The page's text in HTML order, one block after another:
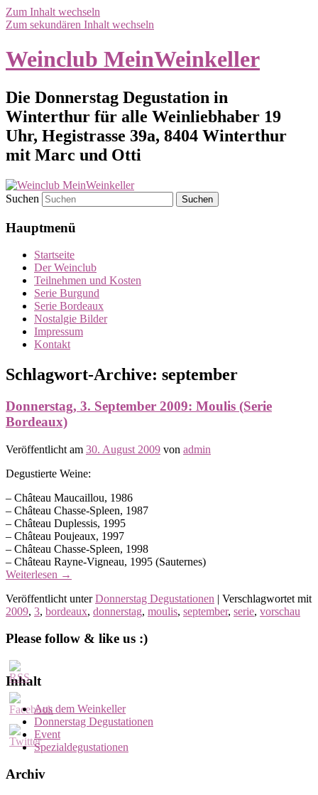
Zum Inhalt wechseln
Zum sekundären Inhalt wechseln
Weinclub MeinWeinkeller
Die Donnerstag Degustation in
Winterthur für alle Weinliebhaber 19
Uhr, Hegistrasse 39a, 8404 Winterthur
mit Marc und Otti
Suchen
Hauptmenü
Startseite
Der Weinclub
Teilnehmen und Kosten
Serie Burgund
Serie Bordeaux
Nostalgie Bilder
Impressum
Kontakt
Schlagwort-Archive: september
Donnerstag, 3. September 2009: Moulis (Serie
Bordeaux)
Veröffentlicht am 30. August 2009 von admin
Degustierte Weine:
– Château Maucaillou, 1986
– Château Chasse-Spleen, 1987
– Château Duplessis, 1995
– Château Poujeaux, 1997
– Château Chasse-Spleen, 1998
– Château Rayne-Vigneau, 1995 (Sauternes)
Weiterlesen →
Veröffentlicht unter Donnerstag Degustationen | Verschlagwortet mit
2009, 3, bordeaux, donnerstag, moulis, september, serie, vorschau
Please follow & like us :)
Inhalt
Aus dem Weinkeller
Donnerstag Degustationen
Event
Spezialdegustationen
Archiv